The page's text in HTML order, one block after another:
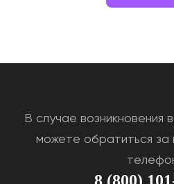
В случае возникновения
можете обратиться за